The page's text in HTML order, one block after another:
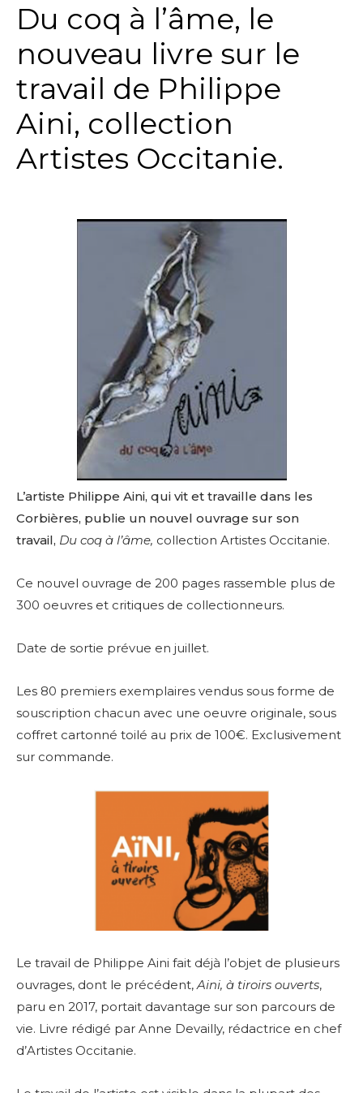
Du coq à l’âme, le
nouveau livre sur le
travail de Philippe
Aini, collection
Artistes Occitanie.
L’artiste Philippe Aini, qui vit et travaille dans les
Corbières, publie un nouvel ouvrage sur son
travail, Du coq à l’âme, collection Artistes Occitanie.
Ce nouvel ouvrage de 200 pages rassemble plus de
300 oeuvres et critiques de collectionneurs.
Date de sortie prévue en juillet.
Les 80 premiers exemplaires vendus sous forme de
souscription chacun avec une oeuvre originale, sous
coffret cartonné toilé au prix de 100€. Exclusivement
sur commande.
Le travail de Philippe Aini fait déjà l’objet de plusieurs
ouvrages, dont le précédent,Aini, à tiroirs ouverts,
paru en 2017, portait davantage sur son parcours de
vie. Livre rédigé par Anne Devailly, rédactrice en chef
d’Artistes Occitanie.